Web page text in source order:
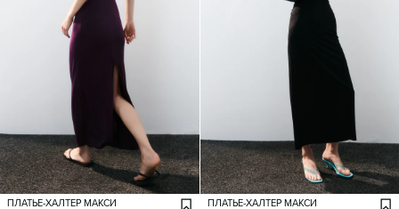
ПЛАТЬЕ-ХАЛТЕР МАКСИ
ПЛАТЬЕ-ХАЛТЕР МАКСИ